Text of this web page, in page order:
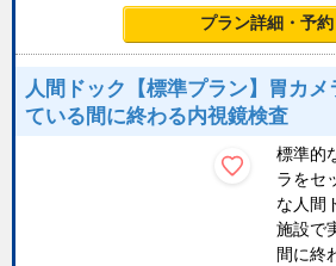
プラン詳細・予約
人間ドック【標準プラン】胃カ
ている間に終わる内視鏡検査
標準的
ラをセ
な人間
施設で
間に終